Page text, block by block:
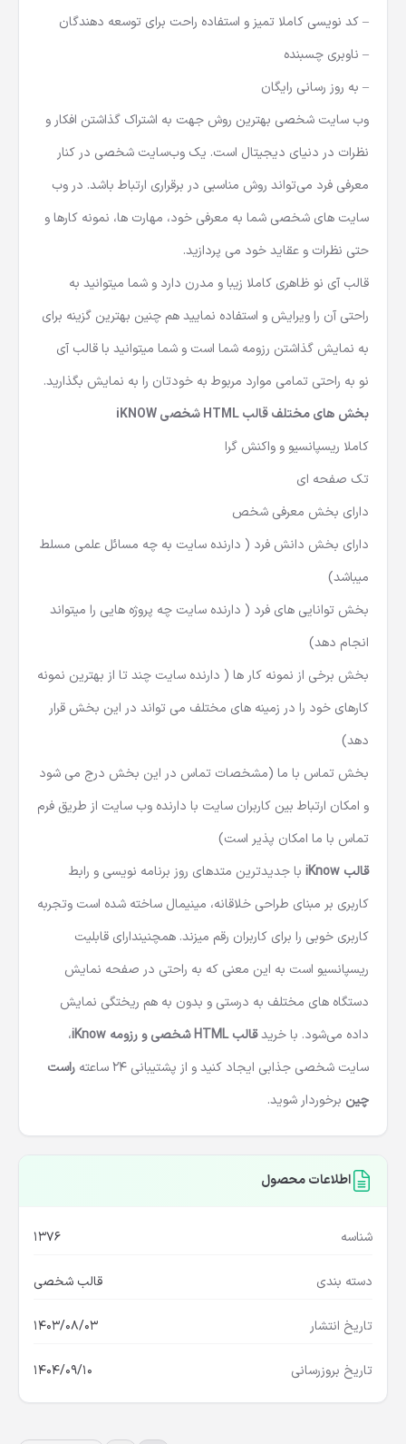
– کد نویسی کاملا تمیز و استفاده راحت برای توسعه دهندگان
– ناوبری چسبنده
– به روز رسانی رایگان
وب سایت‌ شخصی بهترین روش جهت به اشتراک گذاشتن افکار و
نظرات در دنیای دیجیتال است. یک وب‌سایت شخصی در کنار
معرفی فرد می‌تواند روش مناسبی در برقراری ارتباط باشد. در وب
سایت های شخصی شما به معرفی خود، مهارت ها، نمونه کارها و
حتی نظرات و عقاید خود می پردازید.
قالب آی نو ظاهری کاملا زیبا و مدرن دارد و شما میتوانید به
راحتی آن را ویرایش و استفاده نمایید هم چنین بهترین گزینه برای
به نمایش گذاشتن رزومه شما است و شما میتوانید با قالب آی
نو به راحتی تمامی موارد مربوط به خودتان را به نمایش بگذارید.
بخش های مختلف قالب HTML شخصی iKNOW
کاملا ریسپانسیو و واکنش گرا
تک صفحه ای
دارای بخش معرفی شخص
دارای بخش دانش فرد ( دارنده سایت به چه مسائل علمی مسلط
میباشد)
بخش توانایی های فرد ( دارنده سایت چه پروژه هایی را میتواند
انجام دهد)
بخش برخی از نمونه کار ها ( دارنده سایت چند تا از بهترین نمونه
کارهای خود را در زمینه های مختلف می تواند در این بخش قرار
دهد)
بخش تماس با ما (مشخصات تماس در این بخش درج می شود
و امکان ارتباط بین کاربران سایت با دارنده وب سایت از طریق فرم
تماس با ما امکان پذیر است)
قالب iKnow
با جدیدترین متدهای روز برنامه نویسی و رابط
کاربری بر مبنای طراحی خلاقانه، مینیمال ساخته شده است وتجربه
کاربری خوبی را برای کاربران رقم میزند. همچنیندارای قابلیت
ریسپانسیو است به این معنی که به راحتی در صفحه نمایش
دستگاه های مختلف به درستی و بدون به هم ریختگی نمایش
داده می‌شود. با خریدقالب HTML شخصی و رزومه iKnow
،
سایت شخصی جذابی ایجاد کنید و از پشتیبانی 24 ساعته
راست
چین برخوردار شوید.
اطلاعات محصول
شناسه 1376
دسته بندی قالب شخصی
تاریخ انتشار 1403/08/03
تاریخ بروزرسانی 1404/09/10